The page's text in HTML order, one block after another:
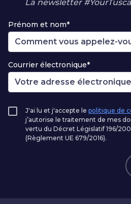
La newsletter
Prénom et nom*
Courrier électronique*
J'ai lu et j'accepte le politique de
j’autorise le traitement de mes
vertu du Décret Législatif 196/
(Règlement UE 679/2016).